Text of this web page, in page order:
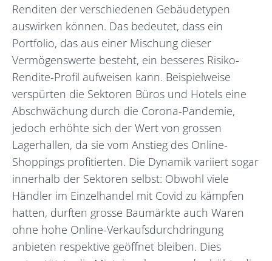
Renditen der verschiedenen Gebäudetypen
auswirken können. Das bedeutet, dass ein
Portfolio, das aus einer Mischung dieser
Vermögenswerte besteht, ein besseres Risiko-
Rendite-Profil aufweisen kann. Beispielweise
verspürten die Sektoren Büros und Hotels eine
Abschwächung durch die Corona-Pandemie,
jedoch erhöhte sich der Wert von grossen
Lagerhallen, da sie vom Anstieg des Online-
Shoppings profitierten. Die Dynamik variiert sogar
innerhalb der Sektoren selbst: Obwohl viele
Händler im Einzelhandel mit Covid zu kämpfen
hatten, durften grosse Baumärkte auch Waren
ohne hohe Online-Verkaufsdurchdringung
anbieten respektive geöffnet bleiben. Dies